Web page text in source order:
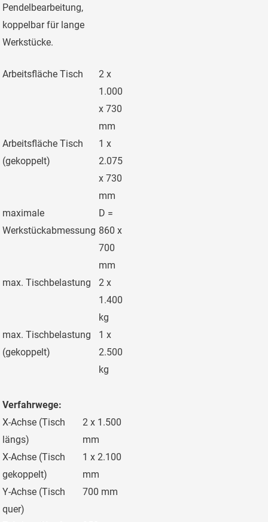
Pendelbearbeitung,
koppelbar für lange
Werkstücke.
Arbeitsfläche Tisch
2 x
1.000
x 730
mm
Arbeitsfläche Tisch
(gekoppelt)
1 x
2.075
x 730
mm
maximale
Werkstückabmessung
D =
860 x
700
mm
max. Tischbelastung
2 x
1.400
kg
max. Tischbelastung
(gekoppelt)
1 x
2.500
kg
Verfahrwege:
X-Achse (Tisch
längs)
2 x 1.500
mm
X-Achse (Tisch
gekoppelt)
1 x 2.100
mm
Y-Achse (Tisch
quer)
700 mm